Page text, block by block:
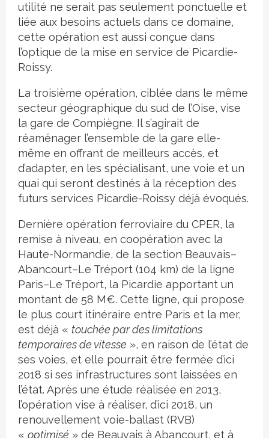
utilité ne serait pas seulement ponctuelle et
liée aux besoins actuels dans ce domaine,
cette opération est aussi conçue dans
l’optique de la mise en service de Picardie-
Roissy.
La troisième opération, ciblée dans le même
secteur géographique du sud de l’Oise, vise
la gare de Compiègne. Il s’agirait de
réaménager l’ensemble de la gare elle-
même en offrant de meilleurs accès, et
d’adapter, en les spécialisant, une voie et un
quai qui seront destinés à la réception des
futurs services Picardie-Roissy déjà évoqués.
Dernière opération ferroviaire du CPER, la
remise à niveau, en coopération avec la
Haute-Normandie, de la section Beauvais–
Abancourt–Le Tréport (104 km) de la ligne
Paris–Le Tréport, la Picardie apportant un
montant de 58 M€. Cette ligne, qui propose
le plus court itinéraire entre Paris et la mer,
est déjà « touchée par des limitations
temporaires de vitesse », en raison de l’état de
ses voies, et elle pourrait être fermée d’ici
2018 si ses infrastructures sont laissées en
l’état. Après une étude réalisée en 2013,
l’opération vise à réaliser, d’ici 2018, un
renouvellement voie-ballast (RVB)
« optimisé » de Beauvais à Abancourt, et à